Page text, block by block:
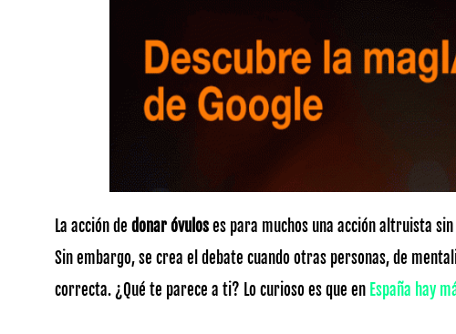
La acción de donar óvuloses para muchos una acción altruista
Sin embargo, se crea el debate cuando otras personas, de
correcta. ¿Qué te parece a ti? Lo curioso es que en España hay